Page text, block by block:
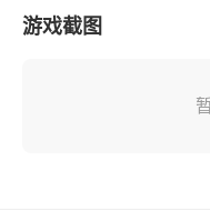
游戏截图